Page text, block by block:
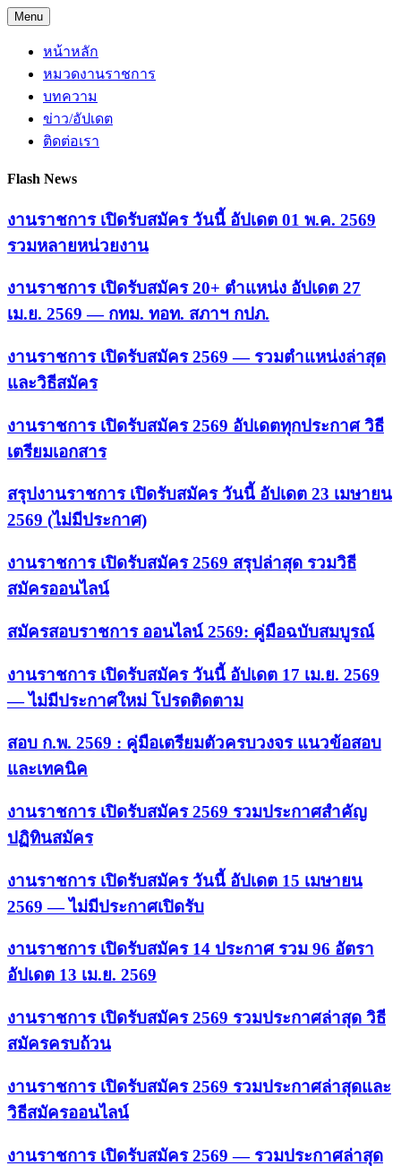
Skip
to
content
Menu
หน้าหลัก
หมวดงานราชการ
บทความ
ข่าว/อัปเดต
ติดต่อเรา
Flash News
งานราชการ เปิดรับสมัคร วันนี้ อัปเดต 01 พ.ค. 2569
รวมหลายหน่วยงาน
งานราชการ เปิดรับสมัคร 20+ ตำแหน่ง อัปเดต 27
เม.ย. 2569 — กทม. ทอท. สภาฯ กปภ.
งานราชการ เปิดรับสมัคร 2569 — รวมตำแหน่งล่าสุด
และวิธีสมัคร
งานราชการ เปิดรับสมัคร 2569 อัปเดตทุกประกาศ วิธี
เตรียมเอกสาร
สรุปงานราชการ เปิดรับสมัคร วันนี้ อัปเดต 23 เมษายน
2569 (ไม่มีประกาศ)
งานราชการ เปิดรับสมัคร 2569 สรุปล่าสุด รวมวิธี
สมัครออนไลน์
สมัครสอบราชการ ออนไลน์ 2569: คู่มือฉบับสมบูรณ์
งานราชการ เปิดรับสมัคร วันนี้ อัปเดต 17 เม.ย. 2569
— ไม่มีประกาศใหม่ โปรดติดตาม
สอบ ก.พ. 2569 : คู่มือเตรียมตัวครบวงจร แนวข้อสอบ
และเทคนิค
งานราชการ เปิดรับสมัคร 2569 รวมประกาศสำคัญ
ปฏิทินสมัคร
งานราชการ เปิดรับสมัคร วันนี้ อัปเดต 15 เมษายน
2569 — ไม่มีประกาศเปิดรับ
งานราชการ เปิดรับสมัคร 14 ประกาศ รวม 96 อัตรา
อัปเดต 13 เม.ย. 2569
งานราชการ เปิดรับสมัคร 2569 รวมประกาศล่าสุด วิธี
สมัครครบถ้วน
งานราชการ เปิดรับสมัคร 2569 รวมประกาศล่าสุดและ
วิธีสมัครออนไลน์
งานราชการ เปิดรับสมัคร 2569 — รวมประกาศล่าสุด